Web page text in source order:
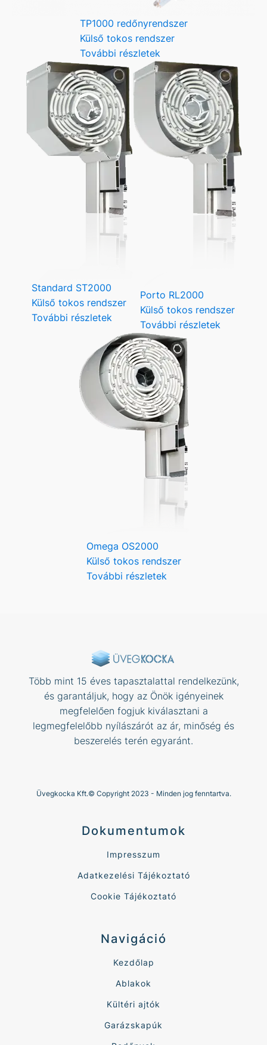
TP1000 redőnyrendszer
Külső tokos rendszer
További részletek
Standard ST2000
Külső tokos rendszer
További részletek
Porto RL2000
Külső tokos rendszer
További részletek
Omega OS2000
Külső tokos rendszer
További részletek
Több mint 15 éves tapasztalattal rendelkezünk,
és garantáljuk, hogy az Önök igényeinek
megfelelően fogjuk kiválasztani a
legmegfelelőbb nyílászárót az ár, minőség és
beszerelés terén egyaránt.
Üvegkocka Kft.© Copyright 2023 - Minden jog fenntartva.
Dokumentumok
Impresszum
Adatkezelési Tájékoztató
Cookie Tájékoztató
Navigáció
Kezdőlap
Ablakok
Kültéri ajtók
Garázskapúk